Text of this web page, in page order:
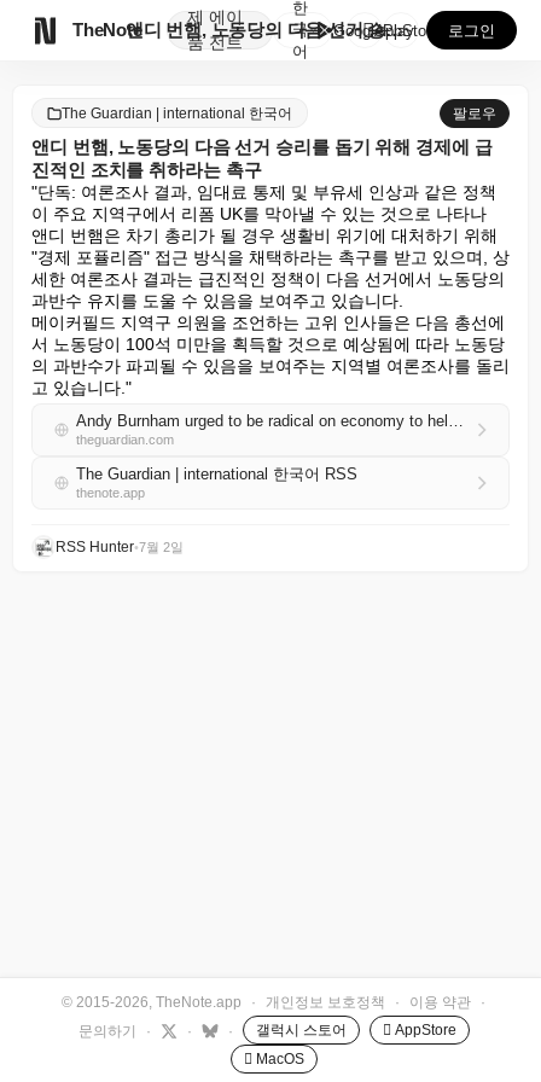
TheNote
제
품
에이
전트
앤디 번햄, 노동당의 다음 선거 승리를 돕기 위해 경제...
한
국
어
GooglePlay
AppStore 로그인
The Guardian | international 한국어 팔로우
앤디 번햄, 노동당의 다음 선거 승리를 돕기 위해 경제에 급
진적인 조치를 취하라는 촉구
"단독: 여론조사 결과, 임대료 통제 및 부유세 인상과 같은 정책
이 주요 지역구에서 리폼 UK를 막아낼 수 있는 것으로 나타나
앤디 번햄은 차기 총리가 될 경우 생활비 위기에 대처하기 위해
"경제 포퓰리즘" 접근 방식을 채택하라는 촉구를 받고 있으며, 상
세한 여론조사 결과는 급진적인 정책이 다음 선거에서 노동당의
과반수 유지를 도울 수 있음을 보여주고 있습니다.
메이커필드 지역구 의원을 조언하는 고위 인사들은 다음 총선에
서 노동당이 100석 미만을 획득할 것으로 예상됨에 따라 노동당
의 과반수가 파괴될 수 있음을 보여주는 지역별 여론조사를 돌리
고 있습니다."
Andy Burnham urged to be radical on economy to help Labour win next election
theguardian.com
The Guardian | international 한국어 RSS
thenote.app
RSS Hunter•7월 2일
© 2015-2026, TheNote.app · 개인정보 보호정책 · 이용 약관
·
문의하기
· · · 갤럭시 스토어
 AppStore
 MacOS